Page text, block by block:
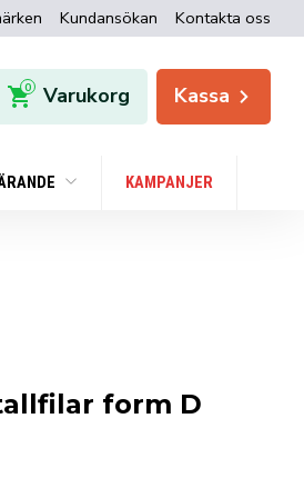
Kundansökan Kontakta oss
0 Varukorg Kassa
KAMPANJER
form D